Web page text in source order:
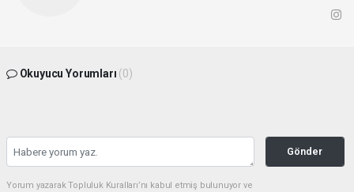
Okuyucu Yorumları (0)
Gönder
Yorum yazarak Topluluk Kuralları’nı kabul etmiş bulunuyor ve